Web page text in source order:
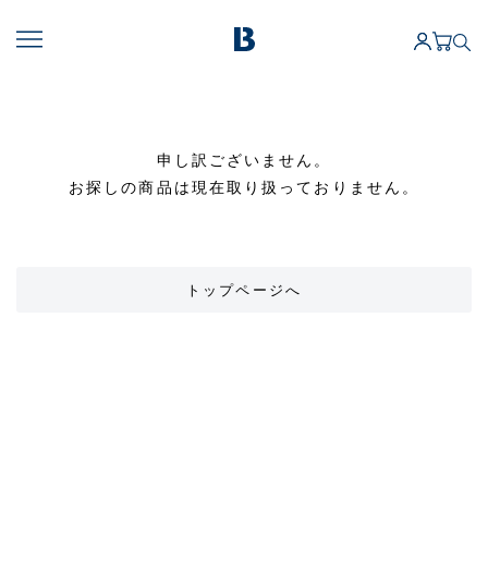
申し訳ございません。
お探しの商品は現在取り扱っておりません。
トップページへ